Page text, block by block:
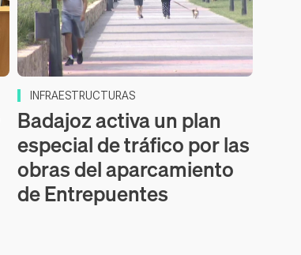
INFRAESTRUCTURAS
Badajoz activa un plan
especial de tráfico por las
obras del aparcamiento
de Entrepuentes